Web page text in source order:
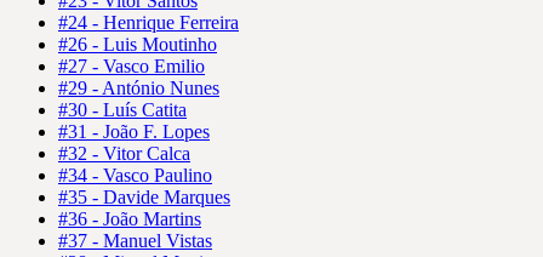
#24 - Henrique Ferreira
#26 - Luis Moutinho
#27 - Vasco Emilio
#29 - António Nunes
#30 - Luís Catita
#31 - João F. Lopes
#32 - Vitor Calca
#34 - Vasco Paulino
#35 - Davide Marques
#36 - João Martins
#37 - Manuel Vistas